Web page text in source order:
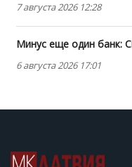
7 августа 2026 12:28
Минус еще один банк:
6 августа 2026 17:01